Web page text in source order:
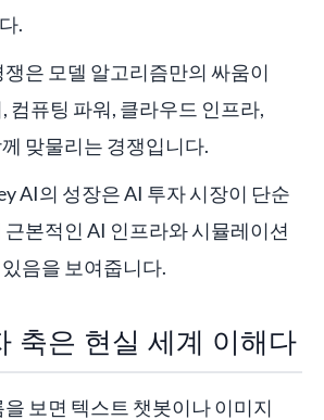
.
쟁은 모델 알고리즘만의 싸움이
컴퓨팅 파워, 클라우드 인프라,
맞물리는 경쟁입니다.
AI의 성장은 AI 투자 시장이 단순
근본적인 AI 인프라와 시뮬레이션
음을 보여줍니다.
축은 현실 세계 이해다
보면 텍스트 챗봇이나 이미지